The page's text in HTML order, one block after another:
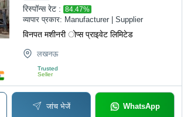
रिस्पॉन्स रेट : 84.47%
व्यापार प्रकार: Manufacturer | Supplier
विनपत मशीनरी ोप्स प्राइवेट लिमिटेड
लखनऊ
Trusted
Seller
जांच भेजें WhatsApp